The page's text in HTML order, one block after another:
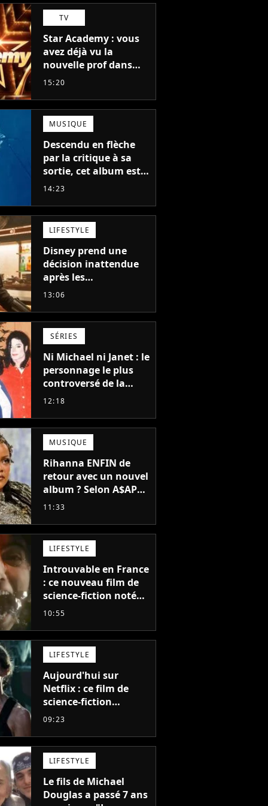
TV
Star Academy : vous
avez déjà vu la
nouvelle prof dans
The Voice et aux
15:20
MUSIQUE
Descendu en flèche
par la critique à sa
sortie, cet album est
en train de devenir le
auteur
14:23
LIFESTYLE
Disney prend une
décision inattendue
après les
"performances
et The Mandalorian &
Grogu au box-office
13:06
SÉRIES
Ni Michael ni Janet : le
personnage le plus
controversé de la
famille Jackson va
propre série
12:18
MUSIQUE
Rihanna ENFIN de
retour avec un nouvel
album ? Selon A$AP
Rocky, "c'est du
11:33
LIFESTYLE
Introuvable en France
: ce nouveau film de
science-fiction noté
55% est décrit comme
l'année"
10:55
LIFESTYLE
Aujourd'hui sur
Netflix : ce film de
science-fiction
totalement oublié est
meilleurs des années
2010
09:23
LIFESTYLE
Le fils de Michael
Douglas a passé 7 ans